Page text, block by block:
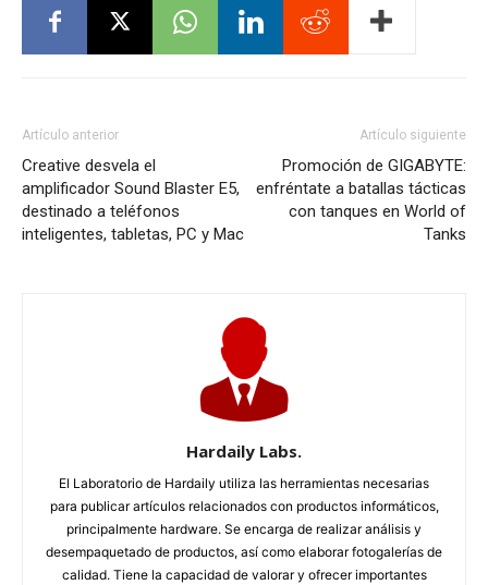
Artículo anterior
Creative desvela el
amplificador Sound Blaster E5,
destinado a teléfonos
inteligentes, tabletas, PC y Mac
Artículo siguiente
Promoción de GIGABYTE:
enfréntate a batallas tácticas
con tanques en World of
Tanks
Hardaily Labs.
El Laboratorio de Hardaily utiliza las herramientas necesarias
para publicar artículos relacionados con productos informáticos,
principalmente hardware. Se encarga de realizar análisis y
desempaquetado de productos, así como elaborar fotogalerías de
calidad. Tiene la capacidad de valorar y ofrecer importantes